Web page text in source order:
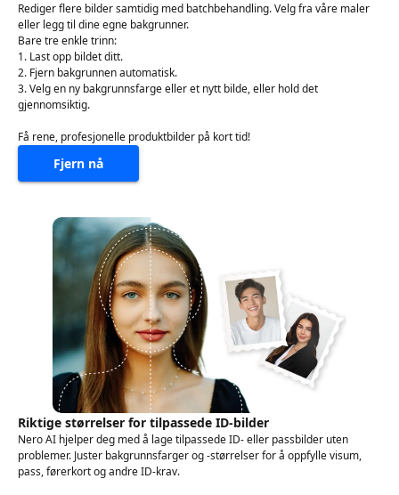
Rediger flere bilder samtidig med batchbehandling. Velg fra våre maler
eller legg til dine egne bakgrunner.
Bare tre enkle trinn:
1. Last opp bildet ditt.
2. Fjern bakgrunnen automatisk.
3. Velg en ny bakgrunnsfarge eller et nytt bilde, eller hold det
gjennomsiktig.
Få rene, profesjonelle produktbilder på kort tid!
Fjern nå
Riktige størrelser for tilpassede ID-bilder
Nero AI hjelper deg med å lage tilpassede ID- eller passbilder uten
problemer. Juster bakgrunnsfarger og -størrelser for å oppfylle visum,
pass, førerkort og andre ID-krav.